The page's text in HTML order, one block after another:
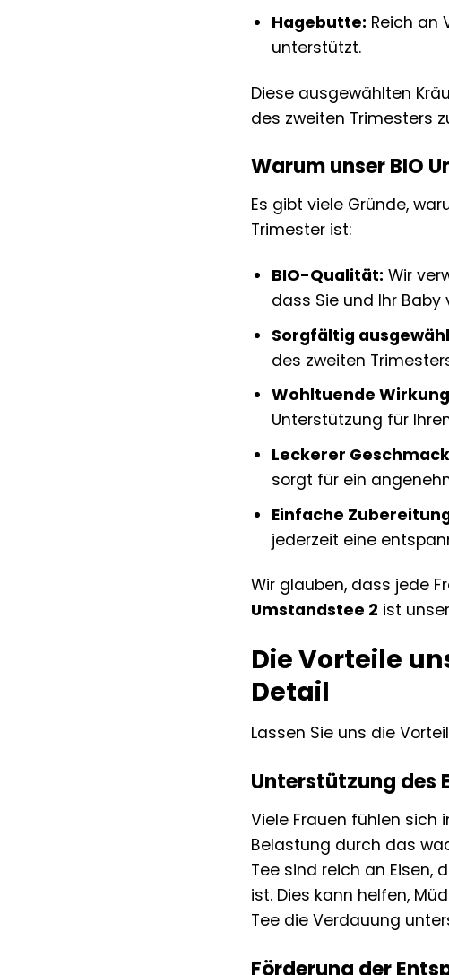
Hagebutte: Reich an
unterstützt.
Diese ausgewählten
des zweiten Trimesters
Warum unser BIO
Es gibt viele Gründe,
Trimester ist:
BIO-Qualität: Wir
dass Sie und Ihr
Sorgfältig
des zweiten
Wohltuende
Unterstützung für
Leckerer
sorgt für ein
Einfache
jederzeit eine
Wir glauben, dass jede
Umstandstee 2 ist
Die Vorteile
Detail
Lassen Sie uns die
Unterstützung des
Viele Frauen fühlen sich
Belastung durch das
Tee sind reich an Eisen,
ist. Dies kann helfen,
Tee die Verdauung
Förderung der